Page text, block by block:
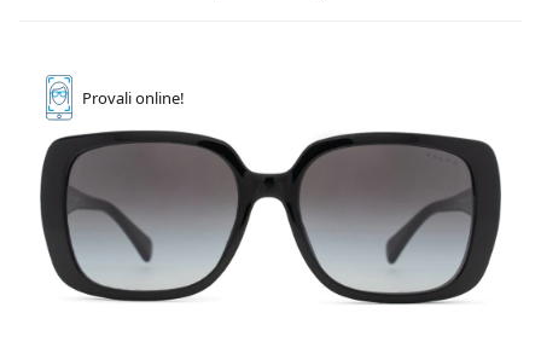
Provalionline!